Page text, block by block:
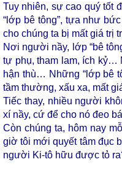
Tuy nhiên, sự cao quý tốt
“lớp bê tông”, tựa như
cho chúng ta bị mất giá trị
Nơi người nầy, lớp “bê
tự phụ, tham lam, ích kỷ…
hận thù… Những “lớp bê
tầm thường, xấu xa, mất
Tiếc thay, nhiều người
xí nầy, cứ để cho nó đeo
Còn chúng ta, hôm nay
giờ tôi mới quyết tâm đục
người Ki-tô hữu được tỏ